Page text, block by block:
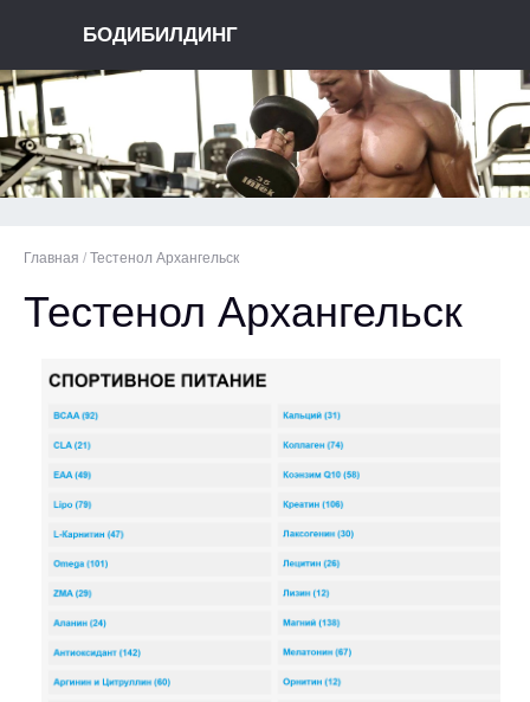
БОДИБИЛДИНГ
Главная / Тестенол Архангельск
Тестенол Архангельск